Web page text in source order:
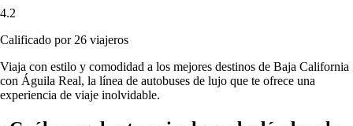
4.2
Calificado por 26 viajeros
Viaja con estilo y comodidad a los mejores destinos de Baja California
con Águila Real, la línea de autobuses de lujo que te ofrece una
experiencia de viaje inolvidable.